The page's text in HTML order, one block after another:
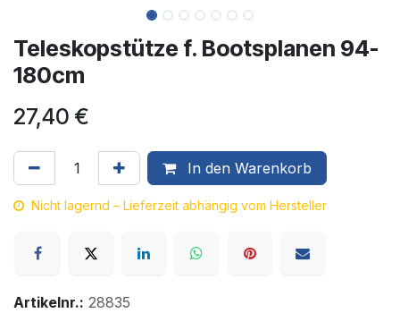
Teleskopstütze f. Bootsplanen 94-
180cm
27,40 €
In den Warenkorb
Nicht lagernd – Lieferzeit abhängig vom Hersteller
Artikelnr.: 28835